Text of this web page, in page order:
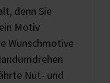
denn Sie
Motiv
Wunschmotive
Nut- und